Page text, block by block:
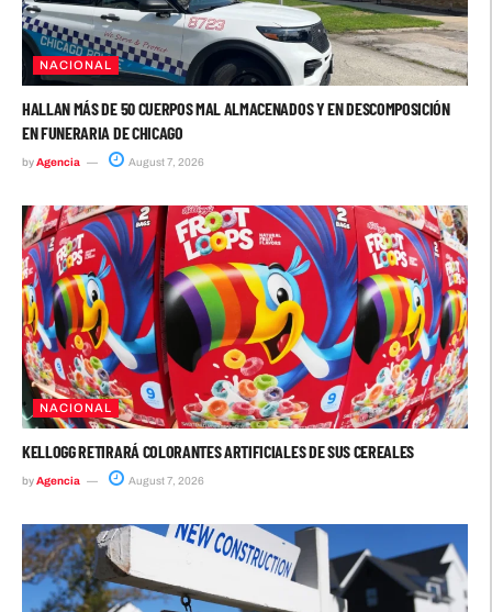
NACIONAL
HALLAN MÁS DE 50 CUERPOS MAL ALMACENADOS Y EN DESCOMPOSICIÓN
EN FUNERARIA DE CHICAGO
byAgencia August 7, 2026
NACIONAL
KELLOGG RETIRARÁ COLORANTES ARTIFICIALES DE SUS CEREALES
byAgencia August 7, 2026